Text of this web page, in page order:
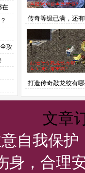
在
攻
传奇等级已满，还
藏短板需要警
打造传奇敲龙纹有
注意事项？
文章
自我保
身，合理